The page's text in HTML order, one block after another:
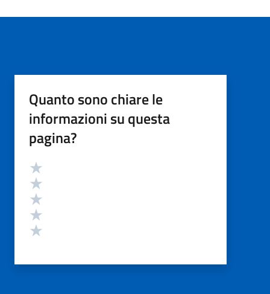
Quanto sono chiare le
informazioni su questa
pagina?
Valutazione